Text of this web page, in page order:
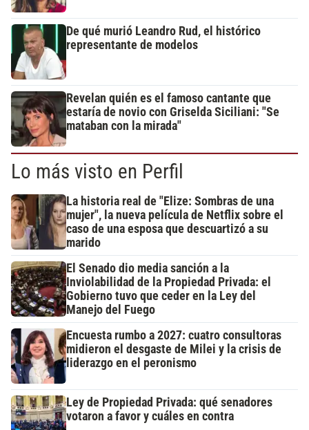
De qué murió Leandro Rud, el histórico
representante de modelos
Revelan quién es el famoso cantante que
estaría de novio con Griselda Siciliani: "Se
mataban con la mirada"
Lo más visto en Perfil
La historia real de "Elize: Sombras de una
mujer", la nueva película de Netflix sobre el
caso de una esposa que descuartizó a su
marido
El Senado dio media sanción a la
Inviolabilidad de la Propiedad Privada: el
Gobierno tuvo que ceder en la Ley del
Manejo del Fuego
Encuesta rumbo a 2027: cuatro consultoras
midieron el desgaste de Milei y la crisis de
liderazgo en el peronismo
Ley de Propiedad Privada: qué senadores
votaron a favor y cuáles en contra